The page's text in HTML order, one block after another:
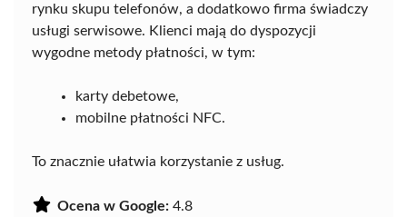
rynku skupu telefonów, a dodatkowo firma świadczy
usługi serwisowe. Klienci mają do dyspozycji
wygodne metody płatności, w tym:
karty debetowe,
mobilne płatności NFC.
To znacznie ułatwia korzystanie z usług.
Ocena w Google: 4.8